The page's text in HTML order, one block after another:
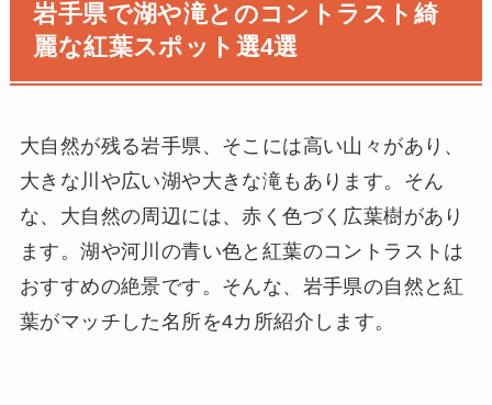
岩手県で湖や滝とのコントラスト綺
麗な紅葉スポット選4選
大自然が残る岩手県、そこには高い山々があり、
大きな川や広い湖や大きな滝もあります。そん
な、大自然の周辺には、赤く色づく広葉樹があり
ます。湖や河川の青い色と紅葉のコントラストは
おすすめの絶景です。そんな、岩手県の自然と紅
葉がマッチした名所を4カ所紹介します。